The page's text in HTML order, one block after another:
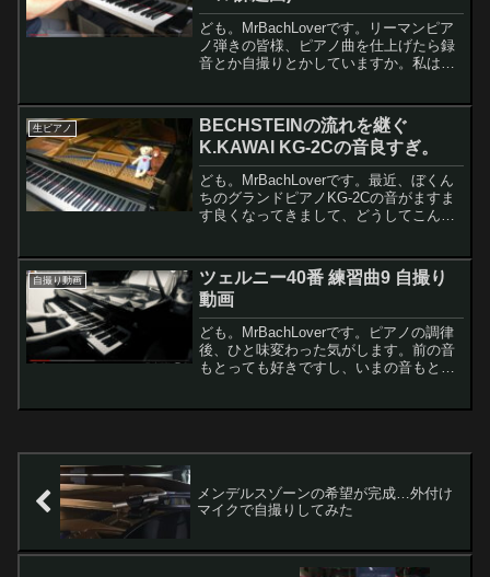
ども。MrBachLoverです。リーマンピア
ノ弾きの皆様、ピアノ曲を仕上げたら録
音とか自撮りとかしていますか。私はも
ています。今回も曲を仕上げたので記念
の自撮り動画...
生ピアノ
BECHSTEINの流れを継ぐ
K.KAWAI KG-2Cの音良すぎ。
ども。MrBachLoverです。最近、ぼくん
ちのグランドピアノKG-2Cの音がますま
す良くなってきまして、どうしてこんな
にしてみます。レモンちゃんどんなもの
でも新製品...
自撮り動画
ツェルニー40番 練習曲9 自撮り
動画
ども。MrBachLoverです。ピアノの調律
後、ひと味変わった気がします。前の音
もとっても好きですし、いまの音もとっ
メンデルスゾーンの希望が完成…外付け
マイクで自撮りしてみた